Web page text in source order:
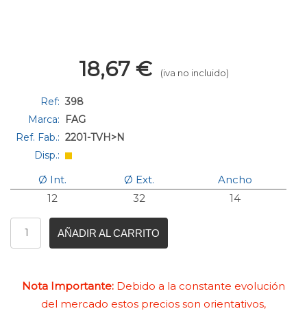
18,67 € (iva no incluido)
Ref:398
Marca:
FAG
Ref. Fab.: 2201-TVH>N
Disp.:
Ø Int. Ø Ext.
Ancho
12
32 14
AÑADIR AL CARRITO
Nota Importante: Debido a la constante evolución
del mercado estos precios son orientativos,